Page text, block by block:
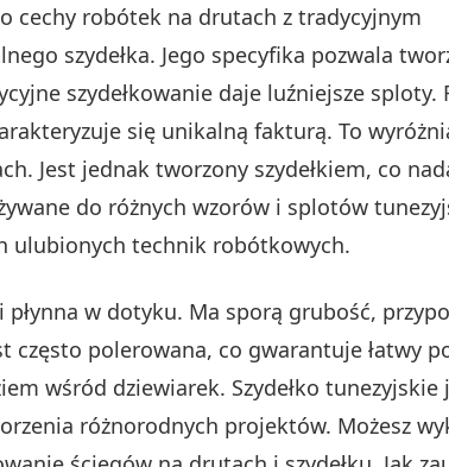
cechy robótek na drutach z tradycyjnym
szydełka. Jego specyfika pozwala
szydełkowanie daje luźniejsze sploty.
się unikalną fakturą. To
Jest jednak tworzony szydełkiem, co
do różnych wzorów i splotów
ulubionych technik robótkowych.
w dotyku. Ma sporą grubość,
polerowana, co gwarantuje łatwy
wśród dziewiarek. Szydełko tunezyjskie
różnorodnych projektów. Możesz